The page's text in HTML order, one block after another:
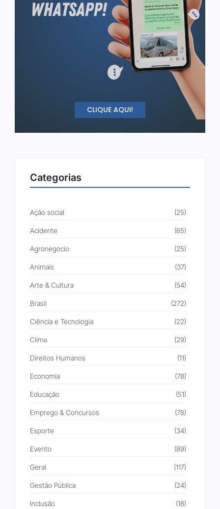
CLIQUE AQUI!
Categorias
Ação social (25)
Acidente (65)
Agronegócio (25)
Animais (37)
Arte & Cultura (54)
Brasil (272)
Ciência e Tecnologia (22)
Clima (29)
Direitos Humanos (11)
Economia (78)
Educação (51)
Emprego & Concursos (78)
Esporte (34)
Evento (89)
Geral (117)
Gestão Pública (24)
Inclusão (18)